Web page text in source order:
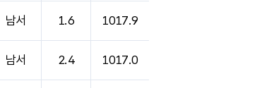
남서 1.6 1017.9
남서 2.4 1017.0